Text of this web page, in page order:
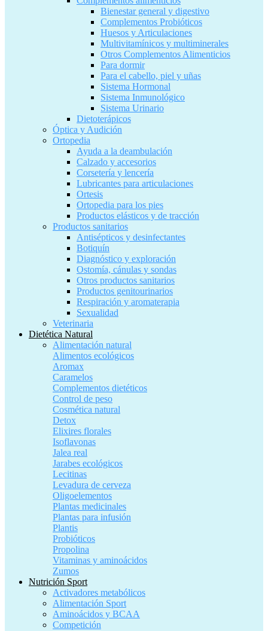
Bienestar general y digestivo
Complementos Probióticos
Huesos y Articulaciones
Multivitamínicos y multiminerales
Otros Complementos Alimenticios
Para dormir
Para el cabello, piel y uñas
Sistema Hormonal
Sistema Inmunológico
Sistema Urinario
Dietoterápicos
Óptica y Audición
Ortopedia
Ayuda a la deambulación
Calzado y accesorios
Corsetería y lencería
Lubricantes para articulaciones
Ortesis
Ortopedia para los pies
Productos elásticos y de tracción
Productos sanitarios
Antisépticos y desinfectantes
Botiquín
Diagnóstico y exploración
Ostomía, cánulas y sondas
Otros productos sanitarios
Productos genitourinarios
Respiración y aromaterapia
Sexualidad
Veterinaria
Dietética Natural
Alimentación natural
Alimentos ecológicos
Aromax
Caramelos
Complementos dietéticos
Control de peso
Cosmética natural
Detox
Elixires florales
Isoflavonas
Jalea real
Jarabes ecológicos
Lecitinas
Levadura de cerveza
Oligoelementos
Plantas medicinales
Plantas para infusión
Plantis
Probióticos
Propolina
Vitaminas y aminoácidos
Zumos
Nutrición Sport
Activadores metabólicos
Alimentación Sport
Aminoácidos y BCAA
Competición